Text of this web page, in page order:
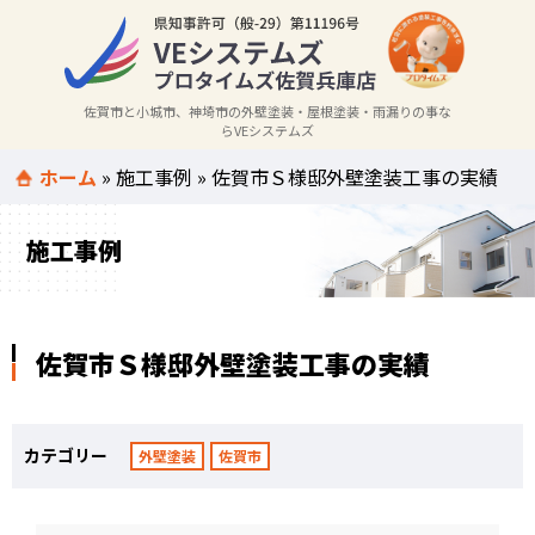
佐賀市と小城市、神埼市の外壁塗装・屋根塗装・雨漏りの事な
らVEシステムズ
ホーム »施工事例 »佐賀市Ｓ様邸外壁塗装工事の実績
施工事例
佐賀市Ｓ様邸外壁塗装工事の実績
カテゴリー 外壁塗装 佐賀市